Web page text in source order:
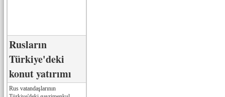
Rusların
Türkiye'deki
konut yatırımı
Rus vatandaşlarının